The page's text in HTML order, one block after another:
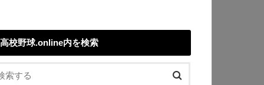
高校野球.online内を検索